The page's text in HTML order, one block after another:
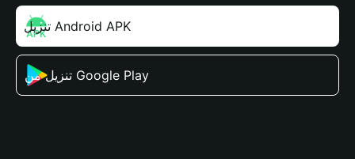
تنزيل Android APK
تنزيل من Google Play